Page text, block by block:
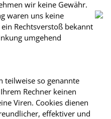
wir keine Gewähr.
waren uns keine
Rechtsverstoß bekannt
umgehend
teilweise so genannte
Rechner keinen
Viren. Cookies dienen
effektiver und